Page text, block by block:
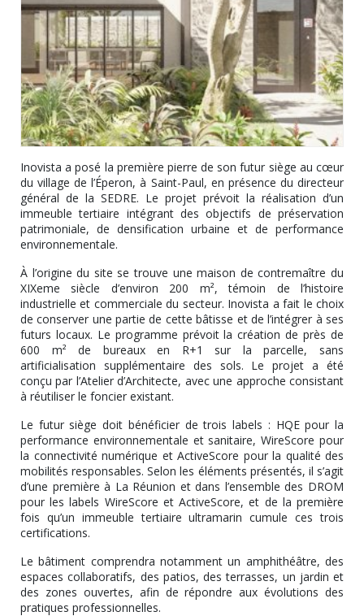
Inovista a posé la première pierre de son futur siège au cœur
du village de l’Éperon, à Saint-Paul, en présence du directeur
général de la SEDRE. Le projet prévoit la réalisation d’un
immeuble tertiaire intégrant des objectifs de préservation
patrimoniale, de densification urbaine et de performance
environnementale.
À l’origine du site se trouve une maison de contremaître du
XIXeme siècle d’environ 200 m², témoin de l’histoire
industrielle et commerciale du secteur. Inovista a fait le choix
de conserver une partie de cette bâtisse et de l’intégrer à ses
futurs locaux. Le programme prévoit la création de près de
600 m² de bureaux en R+1 sur la parcelle, sans
artificialisation supplémentaire des sols. Le projet a été
conçu par l’Atelier d’Architecte, avec une approche consistant
à réutiliser le foncier existant.
Le futur siège doit bénéficier de trois labels : HQE pour la
performance environnementale et sanitaire, WireScore pour
la connectivité numérique et ActiveScore pour la qualité des
mobilités responsables. Selon les éléments présentés, il s’agit
d’une première à La Réunion et dans l’ensemble des DROM
pour les labels WireScore et ActiveScore, et de la première
fois qu’un immeuble tertiaire ultramarin cumule ces trois
certifications.
Le bâtiment comprendra notamment un amphithéâtre, des
espaces collaboratifs, des patios, des terrasses, un jardin et
des zones ouvertes, afin de répondre aux évolutions des
pratiques professionnelles.